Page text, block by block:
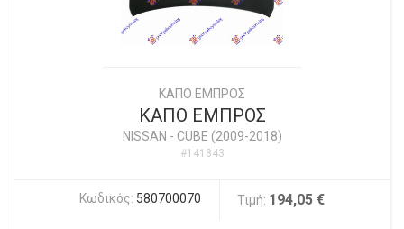
ΚΑΠΟ ΕΜΠΡΟΣ
ΚΑΠΟ ΕΜΠΡΟΣ
NISSAN - CUBE (2009-2018)
#141843
Κωδικός: 580700070 Τιμή: 194,05 €